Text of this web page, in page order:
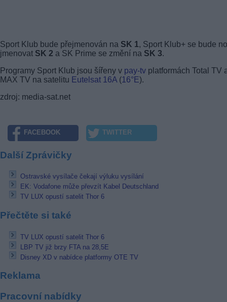
Sport Klub bude přejmenován na SK 1, Sport Klub+ se bude
jmenovat SK 2 a SK Prime se změní na SK 3.
Programy Sport Klub jsou šířeny v pay-tv platformách Total TV
MAX TV na satelitu Eutelsat 16A (16°E).
zdroj: media-sat.net
FACEBOOK TWITTER
Další Zprávičky
Ostravské vysílače čekají výluku vysílání
EK: Vodafone může převzít Kabel Deutschland
TV LUX opustí satelit Thor 6
Přečtěte si také
TV LUX opustí satelit Thor 6
LBP TV již brzy FTA na 28,5E
Disney XD v nabídce platformy OTE TV
Reklama
Pracovní nabídky